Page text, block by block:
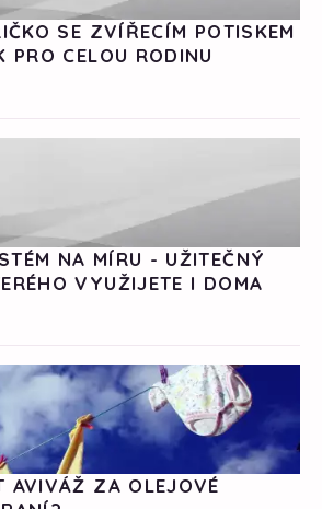
SE ZVÍŘECÍM POTISKEM
PRO CELOU RODINU
NA MÍRU - UŽITEČNÝ
VYUŽIJETE I DOMA
AVIVÁŽ ZA OLEJOVÉ